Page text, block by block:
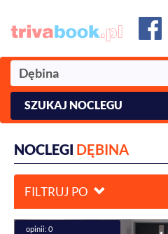
SZUKAJ NOCLEGU
NOCLEGI DĘBINA
FILTRUJ PO
opinii: 0